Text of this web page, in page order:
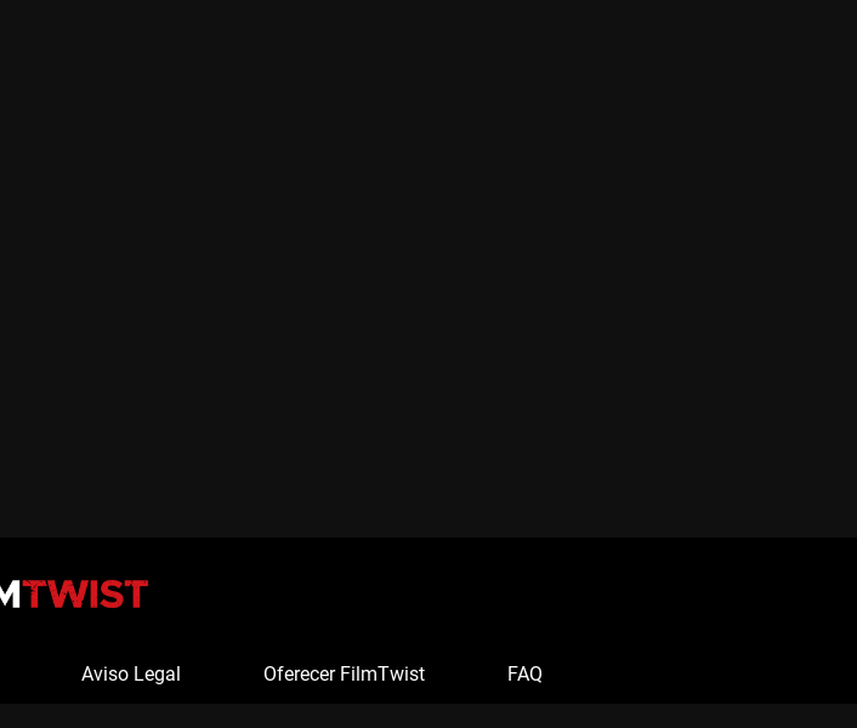
Aviso Legal Oferecer FilmTwist FAQ